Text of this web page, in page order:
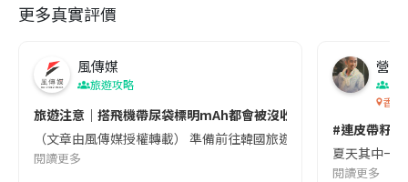
更多真實評價
風傳媒
旅遊攻略
旅遊注意｜搭飛機帶尿袋標明mAh都會被沒收😱出發前切記檢查
（文章由風傳媒授權轉載） 準備前往韓國旅遊的民眾，近期要
閱讀更多
營養
香港
#連皮帶籽
夏天其中一
閱讀更多